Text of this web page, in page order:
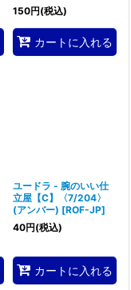
150円(税込)
カートに入れる
ユードラ - 腕のいい仕
立屋【C】〈7/204〉
(アンバー) [ROF-JP]
40円(税込)
カートに入れる